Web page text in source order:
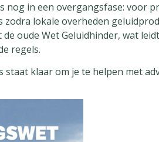
nog in een overgangsfase: voor
zodra lokale overheden
oude Wet Geluidhinder, wat
regels.
staat klaar om je te helpen met